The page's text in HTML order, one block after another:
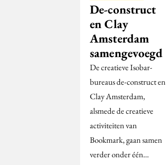
De-construct
en Clay
Amsterdam
samengevoegd
De creatieve Isobar-
bureaus de-construct en
Clay Amsterdam,
alsmede de creatieve
activiteiten van
Bookmark, gaan samen
verder onder één…